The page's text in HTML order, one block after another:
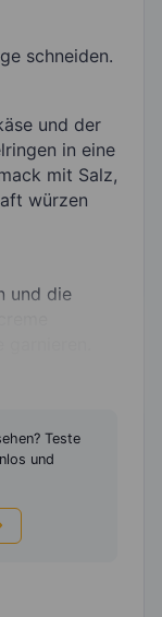
schneiden.
und der
in eine
mit Salz,
würzen
und die
Teste
und